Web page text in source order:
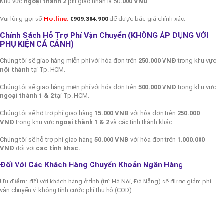
Vui lòng gọi số Hotline: 0909.384.900 để được báo giá chính xác.
Chính Sách Hỗ Trợ Phí Vận Chuyển (KHÔNG ÁP DỤNG VỚI
PHỤ KIỆN CÁ CẢNH)
Chúng tôi sẽ giao hàng miễn phí với hóa đơn trên 250.000 VNĐ trong khu vực
nội thành tại Tp. HCM.
Chúng tôi sẽ giao hàng miễn phí với hóa đơn trên 500.000 VNĐ trong khu vực
ngoại thành 1 & 2tại Tp. HCM.
Chúng tôi sẽ hỗ trợ phí giao hàng 15.000 VNĐ với hóa đơn trên 250.000
VNĐ trong khu vực ngoại thành 1 & 2 và các tỉnh thành khác.
Chúng tôi sẽ hỗ trợ phí giao hàng 50.000 VNĐ với hóa đơn trên 1.000.000
VNĐ đối với các tỉnh khác.
Đối Với Các Khách Hàng Chuyển Khoản Ngân Hàng
Ưu điểm: đối với khách hàng ở tỉnh (trừ Hà Nội, Đà Nẵng) sẽ được giảm phí
vận chuyển vì không tính cước phí thu hộ (COD).